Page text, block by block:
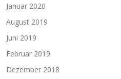
Januar 2020
August 2019
Juni 2019
Februar 2019
Dezember 2018